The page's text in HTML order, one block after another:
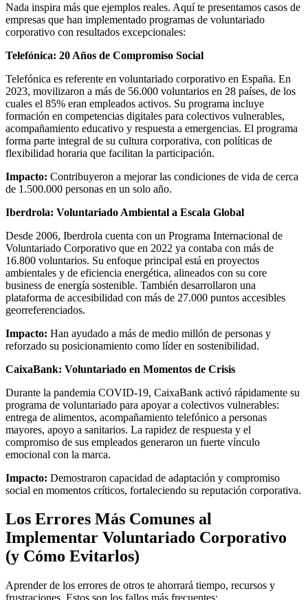
Nada inspira más que ejemplos reales. Aquí te presentamos casos de
empresas que han implementado programas de voluntariado
corporativo con resultados excepcionales:
Telefónica: 20 Años de Compromiso Social
Telefónica es referente en voluntariado corporativo en España. En
2023, movilizaron a más de 56.000 voluntarios en 28 países, de los
cuales el 85% eran empleados activos. Su programa incluye
formación en competencias digitales para colectivos vulnerables,
acompañamiento educativo y respuesta a emergencias. El programa
forma parte integral de su cultura corporativa, con políticas de
flexibilidad horaria que facilitan la participación.
Impacto: Contribuyeron a mejorar las condiciones de vida de cerca
de 1.500.000 personas en un solo año.
Iberdrola: Voluntariado Ambiental a Escala Global
Desde 2006, Iberdrola cuenta con un Programa Internacional de
Voluntariado Corporativo que en 2022 ya contaba con más de
16.800 voluntarios. Su enfoque principal está en proyectos
ambientales y de eficiencia energética, alineados con su core
business de energía sostenible. También desarrollaron una
plataforma de accesibilidad con más de 27.000 puntos accesibles
georreferenciados.
Impacto: Han ayudado a más de medio millón de personas y
reforzado su posicionamiento como líder en sostenibilidad.
CaixaBank: Voluntariado en Momentos de Crisis
Durante la pandemia COVID-19, CaixaBank activó rápidamente su
programa de voluntariado para apoyar a colectivos vulnerables:
entrega de alimentos, acompañamiento telefónico a personas
mayores, apoyo a sanitarios. La rapidez de respuesta y el
compromiso de sus empleados generaron un fuerte vínculo
emocional con la marca.
Impacto: Demostraron capacidad de adaptación y compromiso
social en momentos críticos, fortaleciendo su reputación corporativa.
Los Errores Más Comunes al
Implementar Voluntariado Corporativo
(y Cómo Evitarlos)
Aprender de los errores de otros te ahorrará tiempo, recursos y